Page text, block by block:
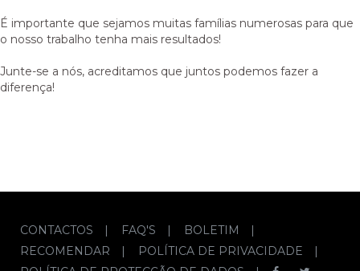
É importante que sejamos muitas famílias numerosas para que
o nosso trabalho tenha mais resultados!
Junte-se a nós, acreditamos que juntos podemos fazer a
diferença!
CONTACTOS | FAQ'S | BOLETIM
|
RECOMENDAR
| POLÍTICA DE PRIVACIDADE
|